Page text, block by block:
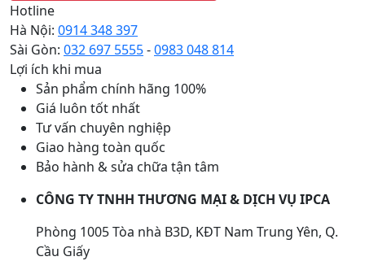
Hotline
Hà Nội: 0914 348 397
Sài Gòn: 032 697 5555-0983 048 814
Lợi ích khi mua
Sản phẩm chính hãng 100%
Giá luôn tốt nhất
Tư vấn chuyên nghiệp
Giao hàng toàn quốc
Bảo hành & sửa chữa tận tâm
CÔNG TY TNHH THƯƠNG MẠI & DỊCH VỤ IPCA
Phòng 1005 Tòa nhà B3D, KĐT Nam Trung Yên, Q.
Cầu Giấy